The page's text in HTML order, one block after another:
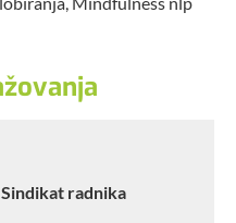
radnika